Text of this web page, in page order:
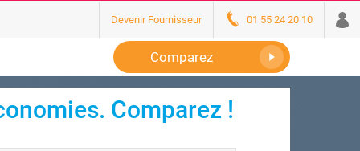
Devenir Fournisseur 01 55 24 20 10
Comparez
Comparez !